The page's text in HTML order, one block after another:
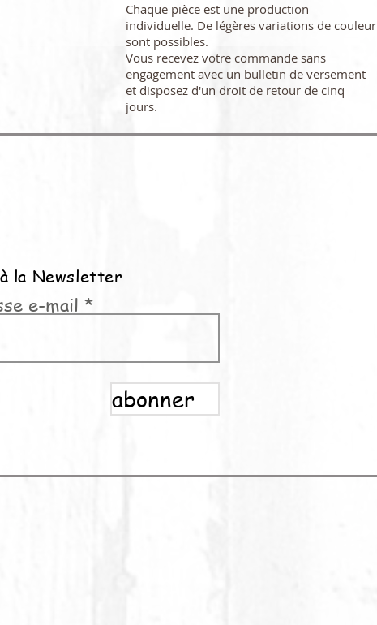
Chaque pièce est une production
individuelle. De légères variations de couleur
sont possibles.
Vous recevez votre commande sans
engagement avec un bulletin de versement
et disposez d'un droit de retour de cinq
jours.
la Newsletter
e-mail
abonner